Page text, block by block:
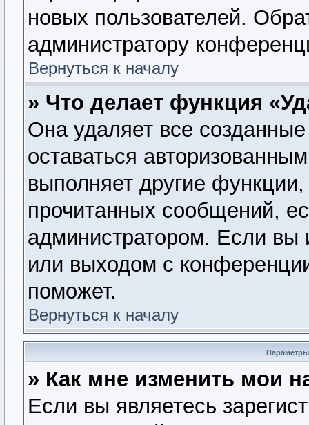
новых пользователей.
администратору
Вернуться к началу
» Что делает функция
Она удаляет все
оставаться
выполняет другие
прочитанных сообщений,
администратором. Если вы
или выходом с
поможет.
Вернуться к началу
Параметры
» Как мне изменить мои
Если вы являетесь